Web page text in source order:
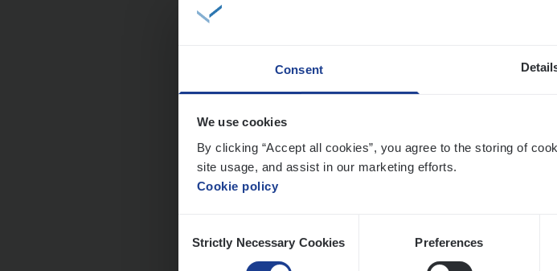
Consent
We use cookies
By clicking “Accept all cookies”, you agree to the storing of
site usage, and assist in our marketing efforts.
Cookie policy
Selection
Strictly Necessary Cookies Preferences
Dos­sier­be­heer­der
mans — Mechelen